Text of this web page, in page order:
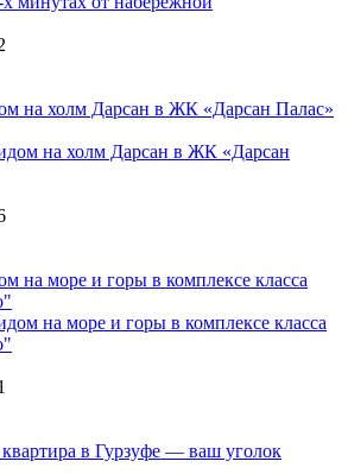
на холм Дарсан в ЖК «Дарсан Палас»
на море и горы в комплексе класса
в Гурзуфе — ваш уголок